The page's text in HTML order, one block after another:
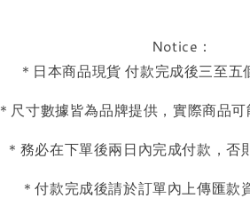
Notice：
＊日本商品現貨 付款完成後三至五
＊尺寸數據皆為品牌提供，實際商品
＊務必在下單後兩日內完成付款，否
＊付款完成後請於訂單內上傳匯款